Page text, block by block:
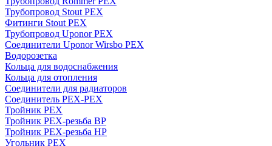
Трубопровод Stout PEX
Фитинги Stout PEX
Трубопровод Uponor PEX
Соединители Uponor Wirsbo PEX
Водорозетка
Кольца для водоснабжения
Кольца для отопления
Соединители для радиаторов
Соединитель PEX-PEX
Тройник PEX
Тройник PEX-резьба ВР
Тройник PEX-резьба НР
Угольник PEX